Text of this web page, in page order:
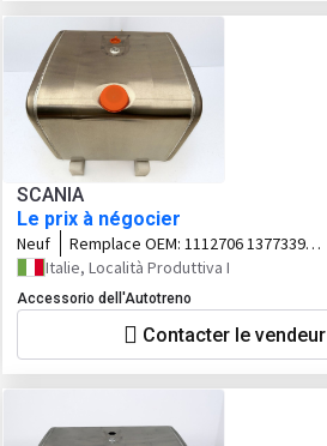
SCANIA
Le prix à négocier
Neuf Remplace OEM: 1112706 1377339
1423686 1517304 1871188 2167505
Italie, Località Produttiva I
Accessorio dell'Autotreno
Contacter le vendeur